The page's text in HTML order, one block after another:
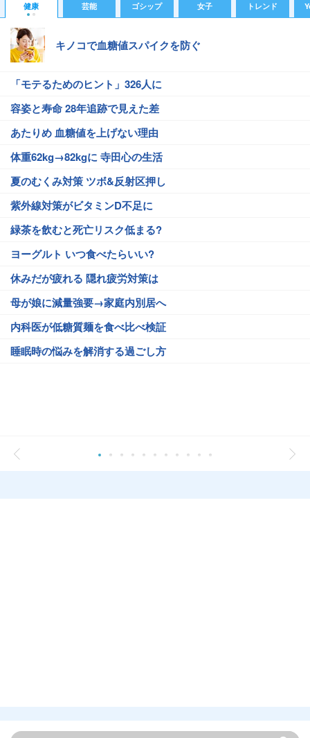
健康 芸能 ゴシップ 女子 トレンド
キノコで血糖値スパイクを防ぐ
「モテるためのヒント」326人に
容姿と寿命 28年追跡で見えた差
あたりめ 血糖値を上げない理由
体重62kg→82kgに 寺田心の生活
夏のむくみ対策 ツボ&反射区押し
紫外線対策がビタミンD不足に
緑茶を飲むと死亡リスク低まる?
ヨーグルト いつ食べたらいい?
休みだが疲れる 隠れ疲労対策は
母が娘に減量強要→家庭内別居へ
内科医が低糖質麺を食べ比べ検証
睡眠時の悩みを解消する過ごし方